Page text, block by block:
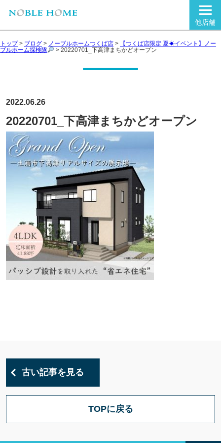
他店舗
トップ> ブログ > ノーブルホームつくば店 >
【つくば店限定 夏☀イベント】ノー
ブルホーム探検隊
> 20220701_下高津まちかどオープン
2022.06.26
20220701_下高津まちかどオープン
古い記事を見る
TOPに戻る